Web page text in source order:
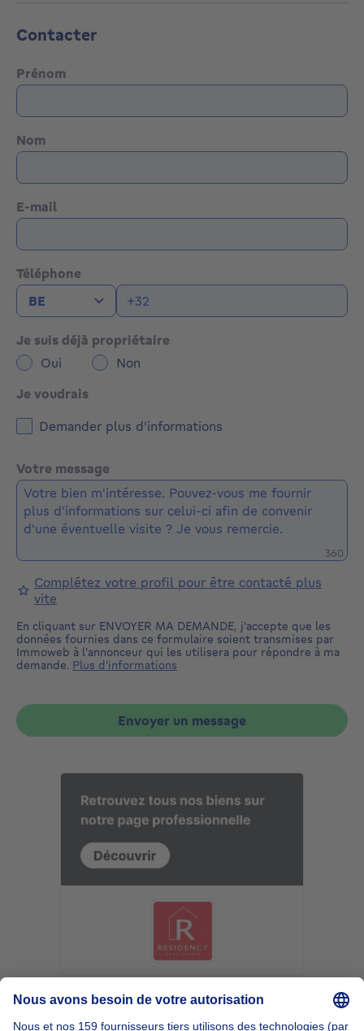
Contacter
Prénom
Nom
E-mail
Téléphone
Je suis déjà propriétaire
Oui
Non
Je voudrais
Demander plus d'informations
Votre message
360
Complétez votre profil pour être contacté plus
vite
En cliquant sur ENVOYER MA DEMANDE, j'accepte que les
données fournies dans ce formulaire soient transmises par
Immoweb à l'annonceur qui les utilisera pour répondre à ma
demande. Plus d'informations
Envoyer un message